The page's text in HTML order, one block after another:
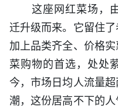
这座网红菜场，
迁升级而来。它留住
加上品类齐全、价格
菜购物的首选，处处
今，市场日均人流量
潮，这份居高不下的